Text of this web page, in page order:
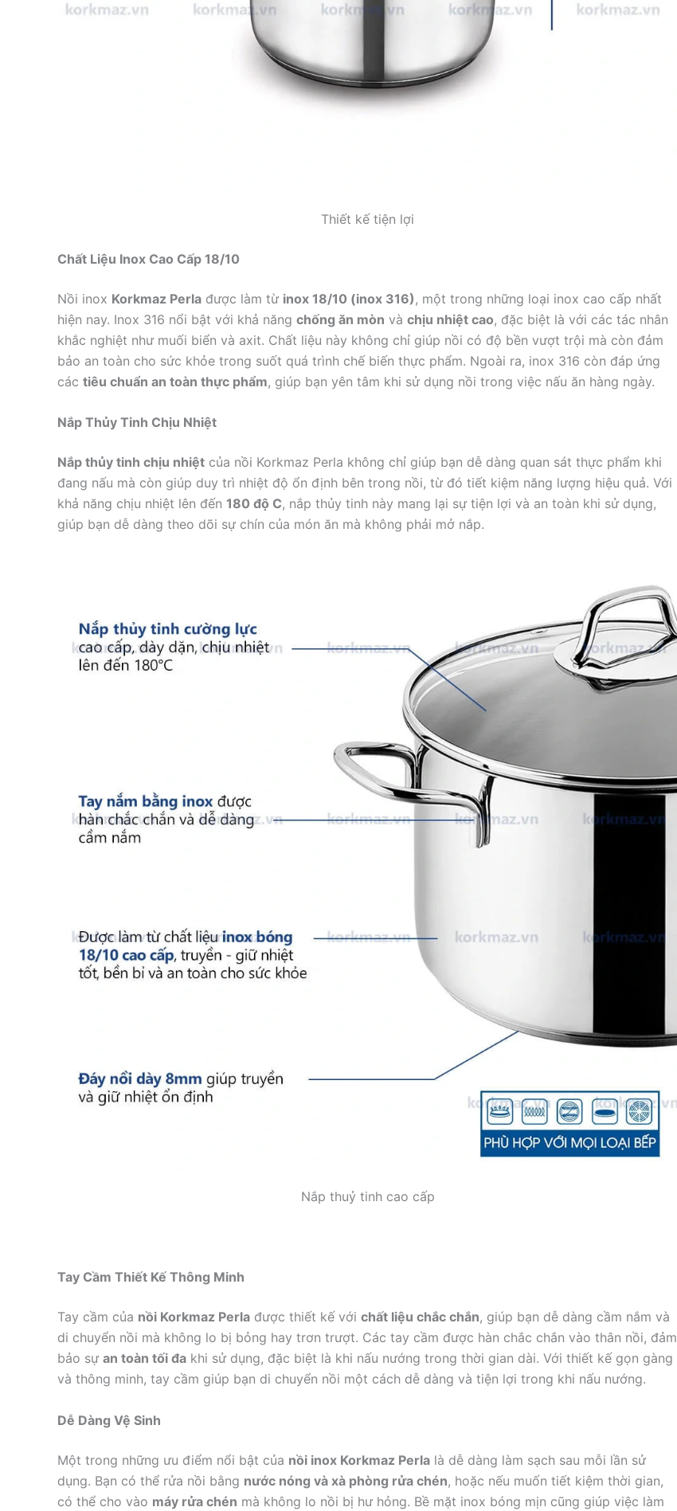
Thiết kế tiện lợi
Chất Liệu Inox Cao Cấp 18/10
Nồi inox Korkmaz Perla được làm từ inox 18/10 (inox 316) , một trong những loại inox cao cấp nhất
hiện nay. Inox 316 nổi bật với khả năng chống ăn mòn và chịu nhiệt cao, đặc biệt là với các tác nhân
khắc nghiệt như muối biển và axit. Chất liệu này không chỉ giúp nồi có độ bền vượt trội mà còn đảm
bảo an toàn cho sức khỏe trong suốt quá trình chế biến thực phẩm. Ngoài ra, inox 316 còn đáp ứng
các tiêu chuẩn an toàn thực phẩm, giúp bạn yên tâm khi sử dụng nồi trong việc nấu ăn hàng ngày.
Nắp Thủy Tinh Chịu Nhiệt
Nắp thủy tinh chịu nhiệt của nồi Korkmaz Perla không chỉ giúp bạn dễ dàng quan sát thực phẩm khi
đang nấu mà còn giúp duy trì nhiệt độ ổn định bên trong nồi, từ đó tiết kiệm năng lượng hiệu quả. Với
khả năng chịu nhiệt lên đến 180 độ C, nắp thủy tinh này mang lại sự tiện lợi và an toàn khi sử dụng,
giúp bạn dễ dàng theo dõi sự chín của món ăn mà không phải mở nắp.
Nắp thuỷ tinh cao cấp
Tay Cầm Thiết Kế Thông Minh
Tay cầm của nồi Korkmaz Perla được thiết kế với chất liệu chắc chắn, giúp bạn dễ dàng cầm nắm và
di chuyển nồi mà không lo bị bỏng hay trơn trượt. Các tay cầm được hàn chắc chắn vào thân nồi, đảm
bảo sự an toàn tối đa khi sử dụng, đặc biệt là khi nấu nướng trong thời gian dài. Với thiết kế gọn gàng
và thông minh, tay cầm giúp bạn di chuyển nồi một cách dễ dàng và tiện lợi trong khi nấu nướng.
Dễ Dàng Vệ Sinh
Một trong những ưu điểm nổi bật của nồi inox Korkmaz Perla là dễ dàng làm sạch sau mỗi lần sử
dụng. Bạn có thể rửa nồi bằng nước nóng và xà phòng rửa chén, hoặc nếu muốn tiết kiệm thời gian,
có thể cho vào máy rửa chén mà không lo nồi bị hư hỏng. Bề mặt inox bóng mịn cũng giúp việc làm